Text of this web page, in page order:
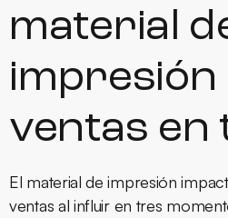
material
impresión
ventas en
El material de impresión
ventas al influir en tres